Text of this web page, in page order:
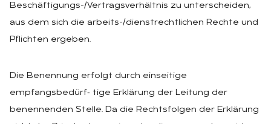
Beschäftigungs-/Vertragsverhältnis zu unterscheiden,
aus dem sich die arbeits-/dienstrechtlichen Rechte und
Pflichten ergeben.
Die Benennung erfolgt durch einseitige
empfangsbedürf‑ tige Erklärung der Leitung der
benennenden Stelle. Da die Rechtsfolgen der Erklärung